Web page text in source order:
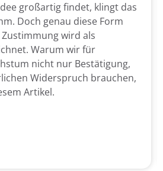
großartig findet, klingt das
Doch genau diese Form
wird als
Warum wir für
nicht nur Bestätigung,
Widerspruch brauchen,
Artikel.